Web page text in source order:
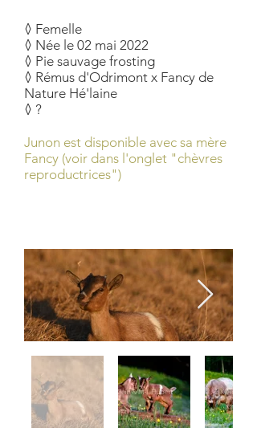
◊ Femelle
◊ Née le 02 mai 2022
◊ Pie sauvage frosting
◊ Rémus d'Odrimont x Fancy de
Nature Hé'laine
◊ ?
Junon est disponible avec sa mère
Fancy (voir dans l'onglet "chèvres
reproductrices")